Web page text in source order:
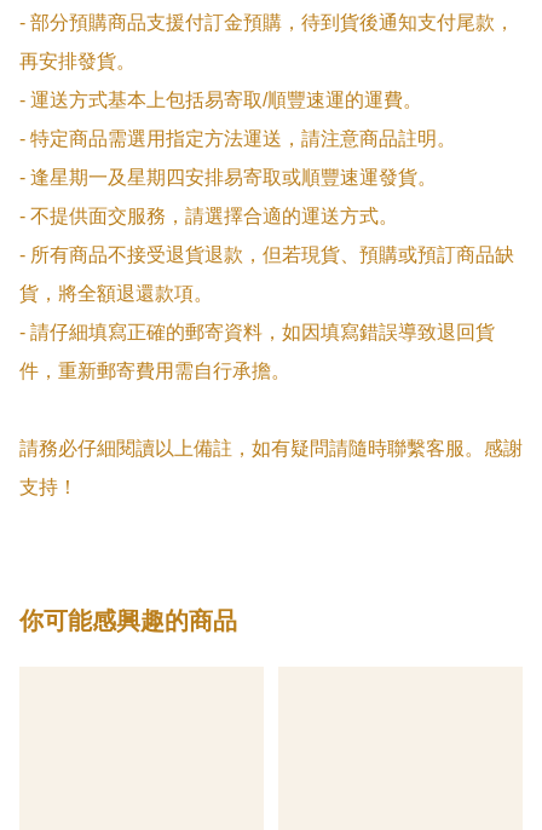
- 部分預購商品支援付訂金預購，待到貨後通知支付尾款，
再安排發貨。
- 運送方式基本上包括易寄取/順豐速運的運費。
- 特定商品需選用指定方法運送，請注意商品註明。
- 逢星期一及星期四安排易寄取或順豐速運發貨。
- 不提供面交服務，請選擇合適的運送方式。
- 所有商品不接受退貨退款，但若現貨、預購或預訂商品缺
貨，將全額退還款項。
- 請仔細填寫正確的郵寄資料，如因填寫錯誤導致退回貨
件，重新郵寄費用需自行承擔。
請務必仔細閱讀以上備註，如有疑問請隨時聯繫客服。感謝
支持！
你可能感興趣的商品